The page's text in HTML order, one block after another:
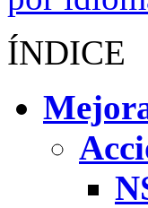
ÍNDICE